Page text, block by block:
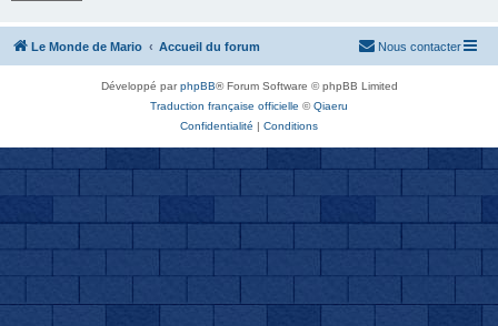
Le Monde de Mario Accueil du forum Nous contacter
Développé parphpBB® Forum Software © phpBB Limited
Traduction française officielle ©Qiaeru
Confidentialité | Conditions